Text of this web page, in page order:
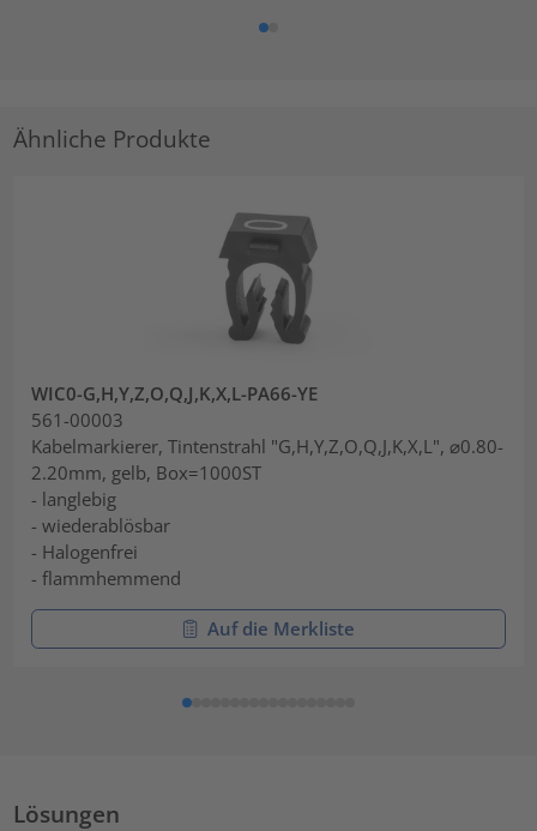
Ähnliche Produkte
WIC0-G,H,Y,Z,O,Q,J,K,X,L-PA66-YE
561-00003
Kabelmarkierer, Tintenstrahl "G,H,Y,Z,O,Q,J,K,X,L", ⌀0.80-
2.20mm, gelb, Box=1000ST
- langlebig
- wiederablösbar
- Halogenfrei
- flammhemmend
Auf die Merkliste
Lösungen